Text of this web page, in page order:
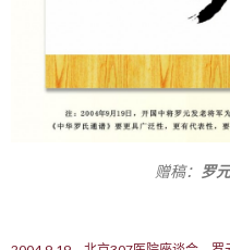
赠稿： 罗